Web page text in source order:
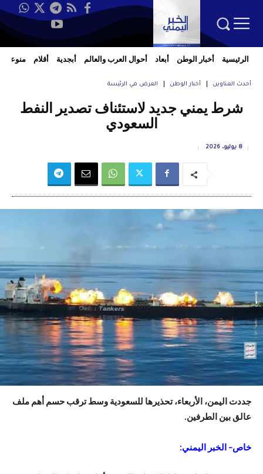
الرئيسية أخبار الوطن أبعاد أحوال العرب والعالم أبجدية أقلام منوعات
أحدث العناوين أخبار الوطن العرض في الرئيسة
شرط يمني جديد لاستئناف تصدير النفط
السعودي
8 يوليو، 2026
جددت اليمن، الأربعاء، تحذيرها للسعودية وسط ترقب حسم أهم ملف
عالق بين الطرفين.
خاص– الخبر اليمني: